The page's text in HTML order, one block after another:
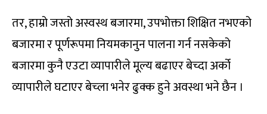
तर, हाम्रो जस्तो अस्वस्थ बजारमा, उपभोक्ता शिक्षित नभएको
बजारमा र पूर्णरूपमा नियमकानुन पालना गर्न नसकेको
बजारमा कुनै एउटा व्यापारीले मूल्य बढाएर बेच्दा अर्को
व्यापारीले घटाएर बेच्ला भनेर ढुक्क हुने अवस्था भने छैन ।